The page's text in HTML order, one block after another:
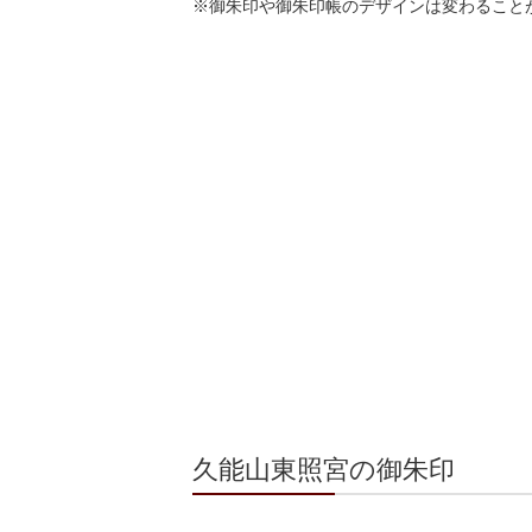
※御朱印や御朱印帳のデザインは変わること
久能山東照宮の御朱印